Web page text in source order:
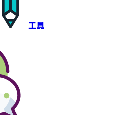
工具